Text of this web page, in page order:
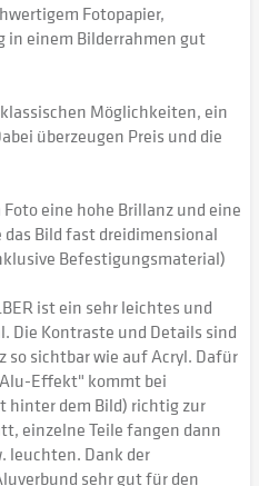
Fotopapier,
in einem Bilderrahmen gut
Möglichkeiten, ein
überzeugen Preis und die
Foto eine hohe Brillanz und eine
Bild fast dreidimensional
Befestigungsmaterial)
ist ein sehr leichtes und
Die Kontraste und Details sind
so sichtbar wie auf Acryl. Dafür
Effekt" kommt bei
hinter dem Bild) richtig zur
einzelne Teile fangen dann
leuchten. Dank der
sehr gut für den